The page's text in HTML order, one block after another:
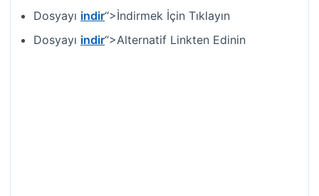
Dosyayı indir“>İndirmek İçin Tıklayın
Dosyayı indir“>Alternatif Linkten Edinin